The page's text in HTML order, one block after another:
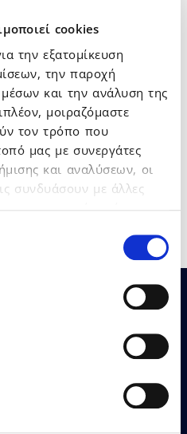
cookies
την εξατομίκευση
την παροχή
και την ανάλυση της
μοιραζόμαστε
τον τρόπο που
μας με συνεργάτες
και αναλύσεων, οι
συνδυάσουν με άλλες
τους.
πάνω από 60.000
νέες και
που
εργοδότη σε θέματα
Επιπλέον, είναι η
σε πραγματικό χρόνο
που χρησιμοποιεί
γραφείο που την
- Δελτία